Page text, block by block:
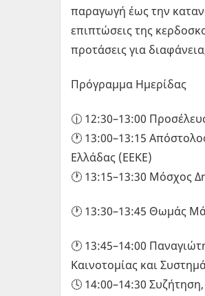
παραγωγή έως την
επιπτώσεις της
προτάσεις για
Πρόγραμμα Ημερίδας
🕧 12:30–13:00
🕐 13:00–13:15
Ελλάδας (ΕΕΚΕ)
🕐 13:15–13:30 Μόσχος
🕐 13:30–13:45 Θωμάς
🕐 13:45–14:00
Καινοτομίας και
🕓 14:00–14:30